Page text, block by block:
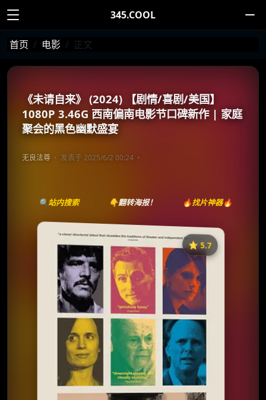
345.COOL
首页 电影 正文
《未请自来》 (2024) 【剧情/喜剧/美国】
1080P 3.46G 西南偏南电影节口碑新作 | 家庭
聚会的黑色幽默盛宴
无良法尊 发表于 2025/6/2 00:24
🔍站内搜索 👇翻转海报！ 🔥找片神器🔥
⭐️ 5.7
《未请自来》
收藏
⭐️ 评分：5.7 | 🎬 2025年
夸克网盘